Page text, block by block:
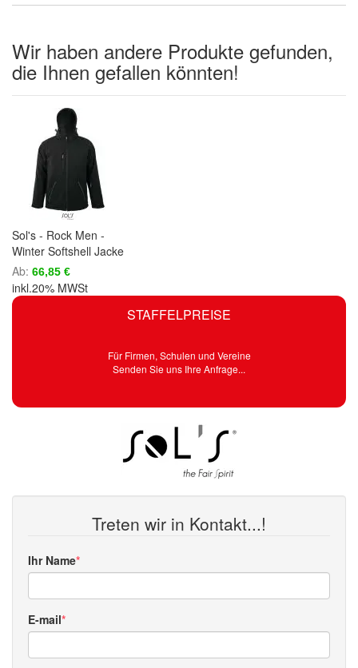
STAFFELPREISE
Für Firmen, Schulen und Vereine
Senden Sie uns Ihre Anfrage...
Treten wir in Kontakt...!
Ihr Name
E-mail
Wir haben andere Produkte gefunden,
die Ihnen gefallen könnten!
Sol's - Rock Men -
Winter Softshell Jacke
Ab 66,85 €
inkl.20% MWSt